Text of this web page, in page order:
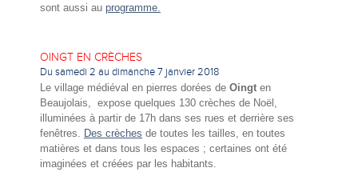
sont aussi au programme.
OINGT EN CRÈCHES
Du samedi 2 au dimanche 7 janvier 2018
Le village médiéval en pierres dorées de Oingt en
Beaujolais, expose quelques 130 crèches de Noël,
illuminées à partir de 17h dans ses rues et derrière ses
fenêtres. Des crèches de toutes les tailles, en toutes
matières et dans tous les espaces ; certaines ont été
imaginées et créées par les habitants.